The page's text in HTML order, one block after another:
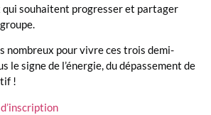
qui souhaitent progresser et partager
nombreux pour vivre ces trois demi-
le signe de l’énergie, du dépassement de
!